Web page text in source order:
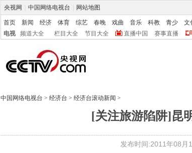
央视网 中国网络电视台 网站地图
首页 新闻 经济 体育 综艺 春晚 戏曲 音乐 科教 青少 文
电视
频道大全 栏目大全 节目大全 直播中国 赛事直播
中国网络电视台 > 经济台 > 经济台滚动新闻 >
[关注旅游陷阱]昆
发布时间:2011年08月